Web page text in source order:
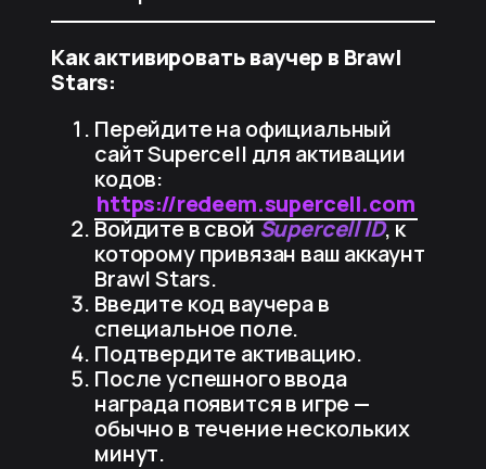
Как активировать ваучер в Brawl
Stars:
Перейдите на официальный
сайт Supercell для активации
кодов:
https://redeem.supercell.com
Войдите в свойSupercell ID, к
которому привязан ваш аккаунт
Brawl Stars.
Введите код ваучера в
специальное поле.
Подтвердите активацию.
После успешного ввода
награда появится в игре —
обычно в течение нескольких
минут.